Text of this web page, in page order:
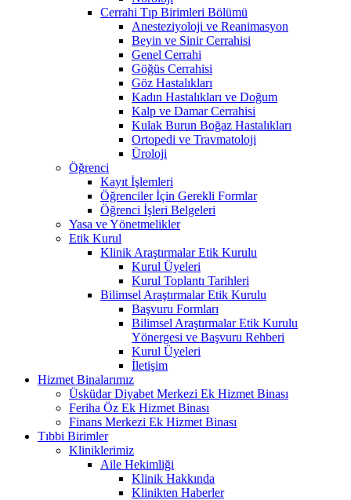
Cerrahi Tıp Birimleri Bölümü
Anesteziyoloji ve Reanimasyon
Beyin ve Sinir Cerrahisi
Genel Cerrahi
Göğüs Cerrahisi
Göz Hastalıkları
Kadın Hastalıkları ve Doğum
Kalp ve Damar Cerrahisi
Kulak Burun Boğaz Hastalıkları
Ortopedi ve Travmatoloji
Üroloji
Öğrenci
Kayıt İşlemleri
Öğrenciler İçin Gerekli Formlar
Öğrenci İşleri Belgeleri
Yasa ve Yönetmelikler
Etik Kurul
Klinik Araştırmalar Etik Kurulu
Kurul Üyeleri
Kurul Toplantı Tarihleri
Bilimsel Araştırmalar Etik Kurulu
Başvuru Formları
Bilimsel Araştırmalar Etik Kurulu
Yönergesi ve Başvuru Rehberi
Kurul Üyeleri
İletişim
Hizmet Binalarımız
Üsküdar Diyabet Merkezi Ek Hizmet Binası
Feriha Öz Ek Hizmet Binası
Finans Merkezi Ek Hizmet Binası
Tıbbi Birimler
Kliniklerimiz
Aile Hekimliği
Klinik Hakkında
Klinikten Haberler